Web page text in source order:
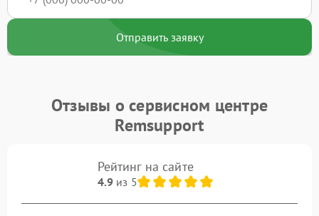
Отправить заявку
Отзывы о сервисном центре
Remsupport
Рейтинг на сайте
4.9из 5